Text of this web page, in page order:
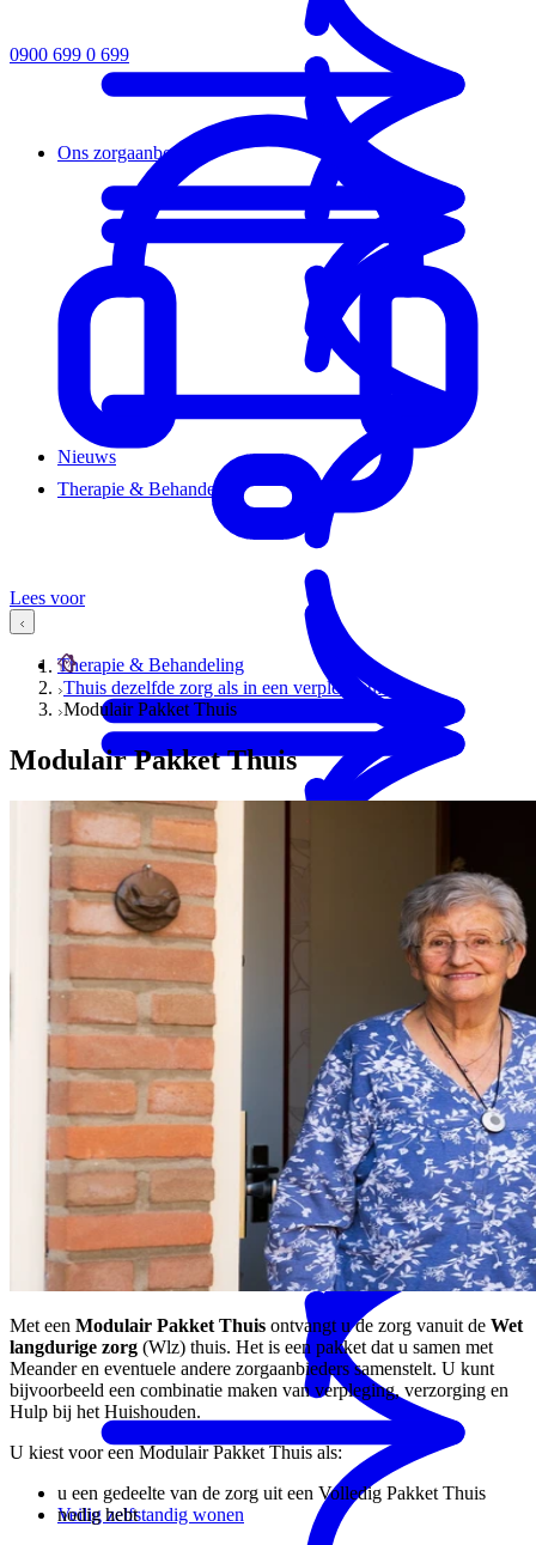
Therapie & Behandeling
Dagbesteding
Veilig zelfstandig wonen
Ons zorgaanbod
Therapie & Behandeling
Mantelzorgondersteuning
Nieuws
MENS magazine
0900 699 0 699
Lees voor
Thuis dezelfde zorg als in een verpleeghuis
Modulair Pakket Thuis
Modulair Pakket Thuis
Met een Modulair Pakket Thuis ontvangt u de zorg vanuit de Wet
langdurige zorg (Wlz) thuis. Het is een pakket dat u samen met
Meander en eventuele andere zorgaanbieders samenstelt. U kunt
bijvoorbeeld een combinatie maken van verpleging, verzorging en
Hulp bij het Huishouden.
U kiest voor een Modulair Pakket Thuis als:
u een gedeelte van de zorg uit een Volledig Pakket Thuis
nodig hebt